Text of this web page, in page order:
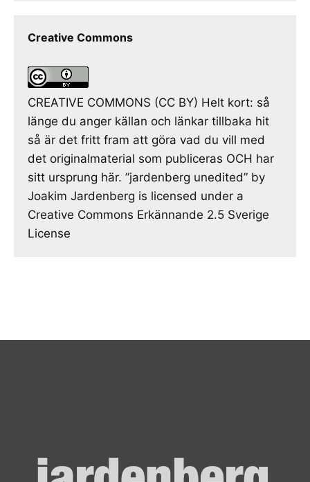
Creative Commons
CREATIVE COMMONS (CC BY) Helt kort: så
länge du anger källan och länkar tillbaka hit
så är det fritt fram att göra vad du vill med
det originalmaterial som publiceras OCH har
sitt ursprung här. ”jardenberg unedited” by
Joakim Jardenberg is licensed under a
Creative Commons Erkännande 2.5 Sverige
License